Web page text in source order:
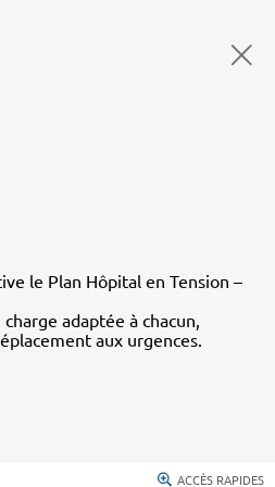
le Plan Hôpital en Tension –
adaptée à chacun,
aux urgences.
ACCÈS RAPIDES